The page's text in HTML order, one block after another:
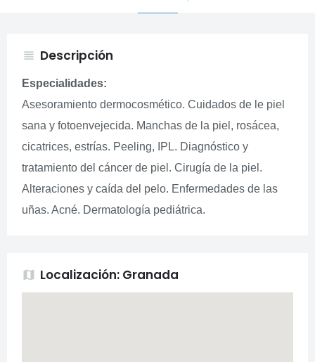
view_headline Descripción
Especialidades:
Asesoramiento dermocosmético. Cuidados de le piel
sana y fotoenvejecida. Manchas de la piel, rosácea,
cicatrices, estrías. Peeling, IPL. Diagnóstico y
tratamiento del cáncer de piel. Cirugía de la piel.
Alteraciones y caída del pelo. Enfermedades de las
uñas. Acné. Dermatología pediátrica.
map Localización: Granada